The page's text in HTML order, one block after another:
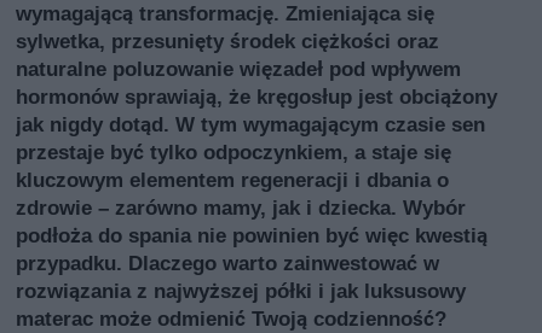
wymagającą transformację. Zmieniająca się
sylwetka, przesunięty środek ciężkości oraz
naturalne poluzowanie więzadeł pod wpływem
hormonów sprawiają, że kręgosłup jest obciążony
jak nigdy dotąd. W tym wymagającym czasie sen
przestaje być tylko odpoczynkiem, a staje się
kluczowym elementem regeneracji i dbania o
zdrowie – zarówno mamy, jak i dziecka. Wybór
podłoża do spania nie powinien być więc kwestią
przypadku. Dlaczego warto zainwestować w
rozwiązania z najwyższej półki i jak luksusowy
materac może odmienić Twoją codzienność?